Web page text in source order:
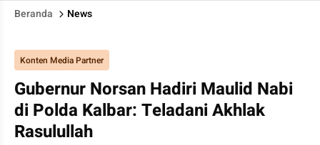
Beranda News
Konten Media Partner
Gubernur Norsan Hadiri Maulid Nabi
di Polda Kalbar: Teladani Akhlak
Rasulullah